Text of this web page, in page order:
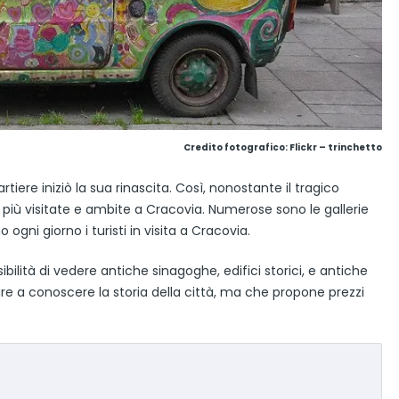
Credito fotografico: Flickr – trinchetto
iniziò la sua rinascita. Così, nonostante il tragico
visitate e ambite a Cracovia. Numerose sono le gallerie
ogni giorno i turisti in visita a Cracovia.
di vedere antiche sinagoghe, edifici storici, e antiche
a conoscere la storia della città, ma che propone prezzi